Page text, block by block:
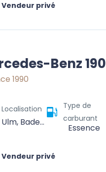
Vendeur privé
Benz 190
1990
Localisation
Ulm, Baden-Württemberg, Deutschland
Type de
carburant
Essence
Vendeur privé